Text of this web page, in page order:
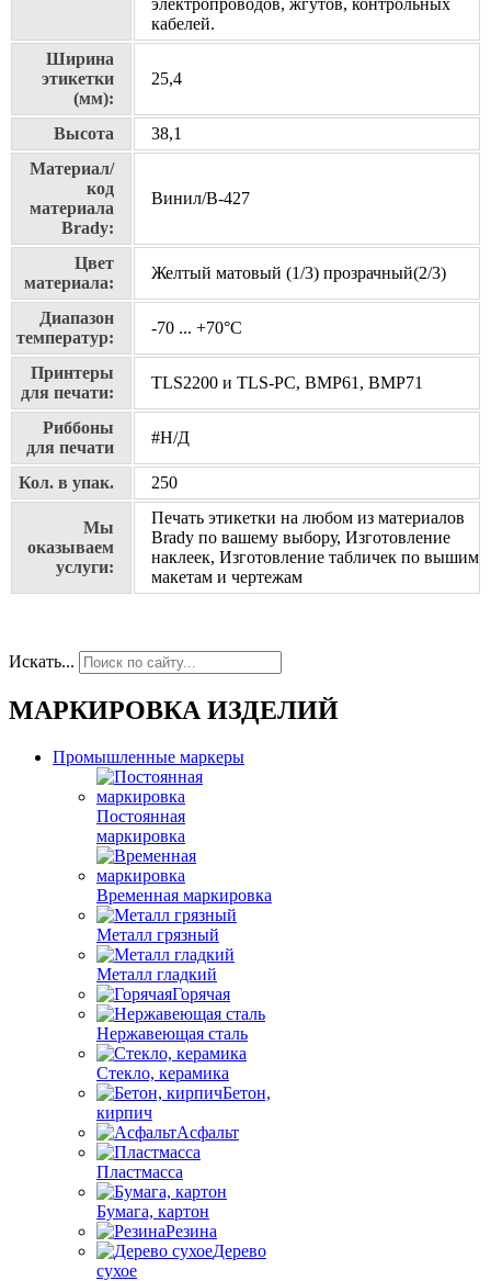
электропроводов, жгутов, контрольных
кабелей.
Ширина
этикетки
(мм):
25,4
Высота
38,1
Материал/
код
материала
Brady:
Винил/В-427
Цвет
материала:
Желтый матовый (1/3) прозрачный(2/3)
Диапазон
температур:
-70 ... +70°С
Принтеры
для печати:
TLS2200 и TLS-PC, BMP61, BMP71
Риббоны
для печати
#Н/Д
Кол. в упак. 250
Мы
оказываем
услуги:
Печать этикетки на любом из материалов
Brady по вашему выбору, Изготовление
наклеек, Изготовление табличек по вышим
макетам и чертежам
Искать...
МАРКИРОВКА ИЗДЕЛИЙ
Промышленные маркеры
Постоянная
маркировка
Временная маркировка
Металл грязный
Металл гладкий
Горячая
Нержавеющая сталь
Стекло, керамика
Бетон,
кирпич
Асфальт
Пластмасса
Бумага, картон
Резина
Дерево
сухое